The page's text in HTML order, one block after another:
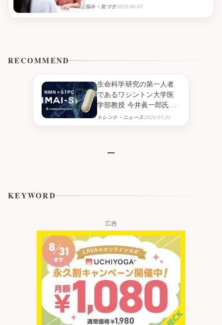
「看護師外来〜こころのサポート〜」
悩み・気づき2025.06.07
RECOMMEND
生命科学研究の第一人者
であるワシントン大学医
学部教授 今井眞一郎氏の
新たな挑戦 NMNとニンニ
ク由来成分S1PC※１を組
トレンド・ニュース2026.07.31
KEYWORD
広告